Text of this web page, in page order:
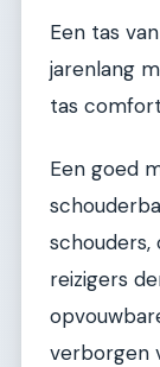
Een tas
jarenlang
tas
Een goed
schouders,
reizigers
verborgen